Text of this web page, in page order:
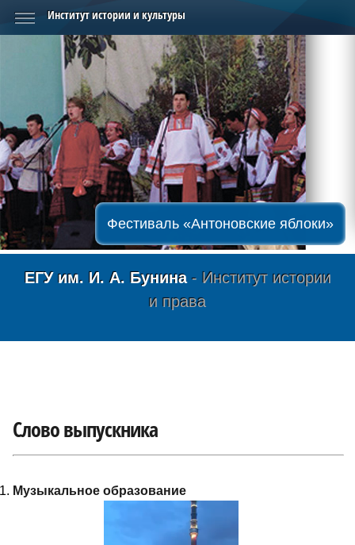
Фестиваль «Антоновские яблоки»
ЕГУ им. И. А. Бунина- Институт истории
и права
Слово выпускника
Музыкальное образование
Институт истории и культуры